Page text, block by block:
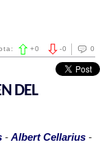
0
-0
+0
DEL
- Albert Cellarius -